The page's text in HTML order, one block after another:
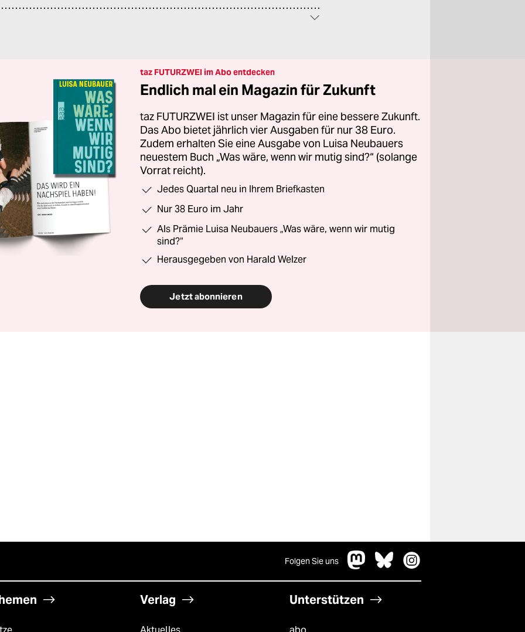
taz FUTURZWEI im Abo entdecken
Endlich mal ein Magazin für Zukunft
taz FUTURZWEI ist unser Magazin für eine bessere Zukunft.
Das Abo bietet jährlich vier Ausgaben für nur 38 Euro.
Zudem erhalten Sie eine Ausgabe von Luisa Neubauers
neuestem Buch „Was wäre, wenn wir mutig sind?“ (solange
Vorrat reicht).
Jedes Quartal neu in Ihrem Briefkasten
Nur 38 Euro im Jahr
Als Prämie Luisa Neubauers „Was wäre, wenn wir mutig
sind?“
Herausgegeben von Harald Welzer
Jetzt abonnieren
Folgen Sie uns
Verlag Unterstützen